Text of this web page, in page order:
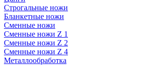
Строгальные ножи
Бланкетные ножи
Сменные ножи
Сменные ножи Z 1
Сменные ножи Z 2
Сменные ножи Z 4
Металлообработка